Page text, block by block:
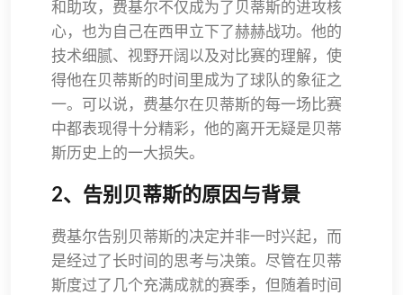
和助攻，费基尔不仅成为了贝蒂斯的进攻核
心，也为自己在西甲立下了赫赫战功。他的
技术细腻、视野开阔以及对比赛的理解，使
得他在贝蒂斯的时间里成为了球队的象征之
一。可以说，费基尔在贝蒂斯的每一场比赛
中都表现得十分精彩，他的离开无疑是贝蒂
斯历史上的一大损失。
2、告别贝蒂斯的原因与背景
费基尔告别贝蒂斯的决定并非一时兴起，而
是经过了长时间的思考与决策。尽管在贝蒂
斯度过了几个充满成就的赛季，但随着时间